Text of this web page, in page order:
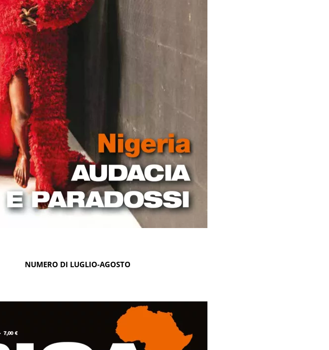
NUMERO DI LUGLIO-AGOSTO